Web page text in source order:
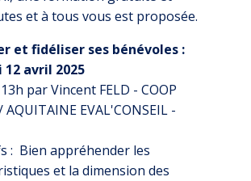
et à tous vous est proposée.
et fidéliser ses bénévoles :
12 avril 2025
par Vincent FELD - COOP
AQUITAINE EVAL'CONSEIL -
: Bien appréhender les
et la dimension des